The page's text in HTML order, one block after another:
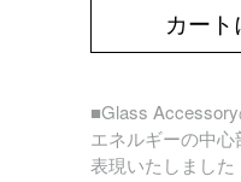
カート
■Glass
エネルギーの中
表現いたしました